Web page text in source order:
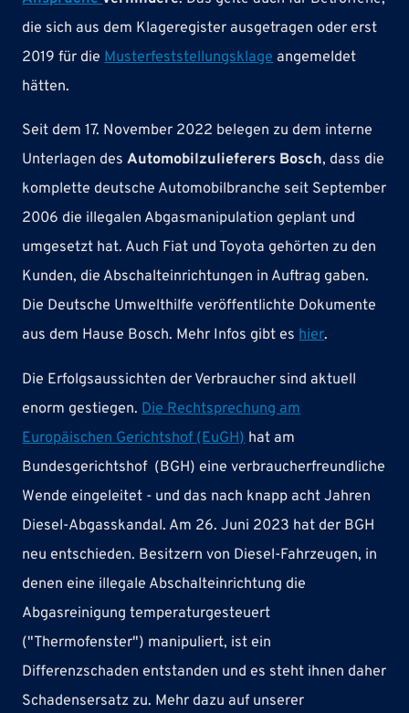
die sich aus dem Klageregister ausgetragen oder erst
2019 für dieMusterfeststellungsklageangemeldet
hätten.
Seit dem 17. November 2022 belegen zu dem interne
Unterlagen desAutomobilzulieferers Bosch, dass die
komplette deutsche Automobilbranche seit September
2006 die illegalen Abgasmanipulation geplant und
umgesetzt hat. Auch Fiat und Toyota gehörten zu den
Kunden, die Abschalteinrichtungen in Auftrag gaben.
Die Deutsche Umwelthilfe veröffentlichte Dokumente
aus dem Hause Bosch. Mehr Infos gibt eshier.
Die Erfolgsaussichten der Verbraucher sind aktuell
enorm gestiegen. Die Rechtsprechung am
Europäischen Gerichtshof (EuGH) hat am
Bundesgerichtshof (BGH) eine verbraucherfreundliche
Wende eingeleitet - und das nach knapp acht Jahren
Diesel-Abgasskandal. Am 26. Juni 2023 hat der BGH
neu entschieden. Besitzern von Diesel-Fahrzeugen, in
denen eine illegale Abschalteinrichtung die
Abgasreinigung temperaturgesteuert
("Thermofenster") manipuliert, ist ein
Differenzschaden entstanden und es steht ihnen daher
Schadensersatz zu. Mehr dazu auf unserer